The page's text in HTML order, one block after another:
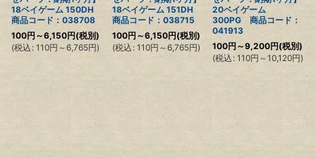
18ベイゲーム 150DH
商品コード：038708
100円 ～6,150円(税別)
(税込 : 110円 ～6,765円)
18ベイゲーム 151DH
商品コード：038715
100円 ～6,150円(税別)
(税込 : 110円 ～6,765円)
20ベイゲーム
300PG 商品コード：
041913
100円 ～9,200円(税別)
(税込 : 110円 ～10,120円)